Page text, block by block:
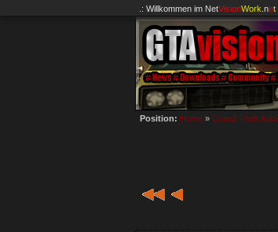
.: Willkommen im NetVisionWork .net
Position: Home » Grand Theft Auto